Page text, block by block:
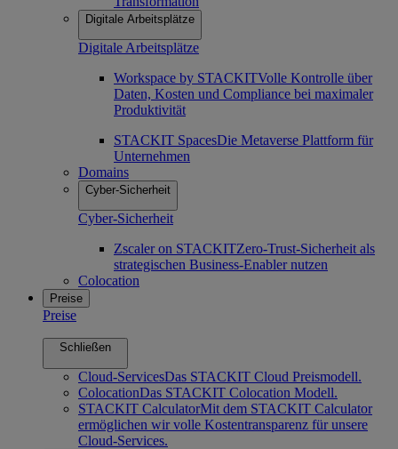
Digitale Arbeitsplätze
Digitale Arbeitsplätze
Workspace by STACKITVolle Kontrolle über
Daten, Kosten und Compliance bei maximaler
Produktivität
STACKIT SpacesDie Metaverse Plattform für
Unternehmen
Domains
Cyber-Sicherheit
Cyber-Sicherheit
Zscaler on STACKITZero-Trust-Sicherheit als
strategischen Business-Enabler nutzen
Colocation
Preise
Preise
Schließen
Cloud-ServicesDas STACKIT Cloud Preismodell.
ColocationDas STACKIT Colocation Modell.
STACKIT CalculatorMit dem STACKIT Calculator
ermöglichen wir volle Kostentransparenz für unsere
Cloud-Services.